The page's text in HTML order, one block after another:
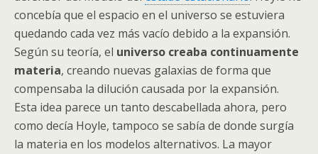
concebía que el espacio en el universo se estuviera
quedando cada vez más vacío debido a la expansión.
Según su teoría, el universo creaba continuamente
materia, creando nuevas galaxias de forma que
compensaba la dilución causada por la expansión.
Esta idea parece un tanto descabellada ahora, pero
como decía Hoyle, tampoco se sabía de donde surgía
la materia en los modelos alternativos. La mayor